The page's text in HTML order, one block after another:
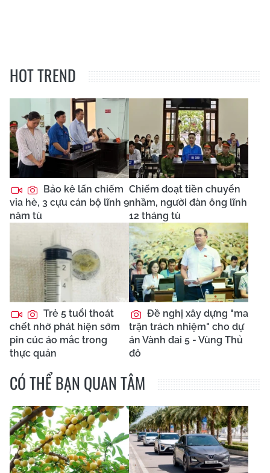
HOT TREND
Bảo kê lấn chiếm
vỉa hè, 3 cựu cán bộ lĩnh 9
năm tù
Chiếm đoạt tiền chuyển
nhầm, người đàn ông lĩnh
12 tháng tù
Trẻ 5 tuổi thoát
chết nhờ phát hiện sớm
pin cúc áo mắc trong
thực quản
Đề nghị xây dựng "ma
trận trách nhiệm" cho dự
án Vành đai 5 - Vùng Thủ
đô
CÓ THỂ BẠN QUAN TÂM